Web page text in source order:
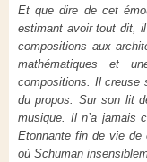
Et que dire de cet
estimant avoir tout dit,
compositions aux
mathématiques et
compositions. Il creuse
du propos. Sur son lit
musique. Il n’a jamais
Etonnante fin de vie de
où Schuman